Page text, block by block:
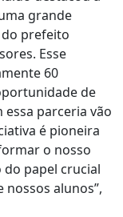
grande
do prefeito
Esse
60
de
parceria vão
é pioneira
o nosso
papel crucial
alunos”,